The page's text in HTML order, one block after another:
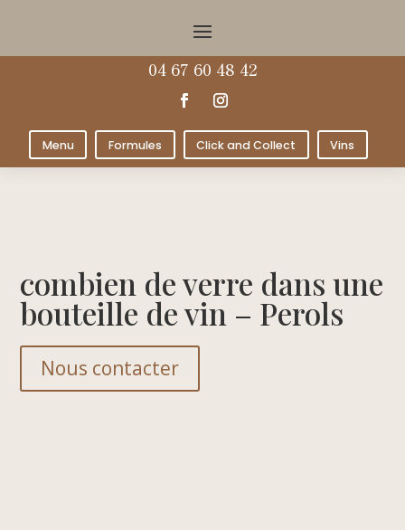
04 67 60 48 42
Menu Formules Click and Collect Vins
combien de verre dans une
bouteille de vin – Perols
Nous contacter